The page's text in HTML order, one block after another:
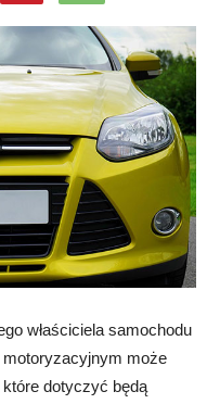
właściciela samochodu
może
dotyczyć będą